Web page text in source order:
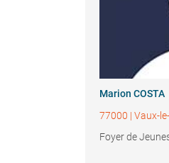
Marion COSTA
77000 | Vaux-
Foyer de